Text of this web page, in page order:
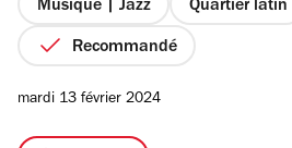
Musique | Jazz Quartier latin
Recommandé
mardi 13 février 2024